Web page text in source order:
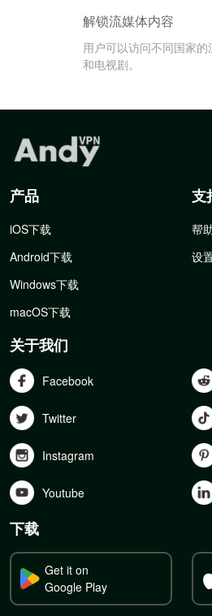
解锁流媒体内容
用户可以访问不同国家
和电视剧。
产品
iOS下载
Android下载
Windows下载
macOS下载
支
帮
设
关于我们
Facebook
Twitter
Instagram
Youtube
下载
Get it on
Google Play